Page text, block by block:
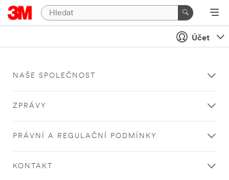
Účet
NAŠE SPOLEČNOST
ZPRÁVY
PRÁVNÍ A REGULAČNÍ PODMÍNKY
KONTAKT